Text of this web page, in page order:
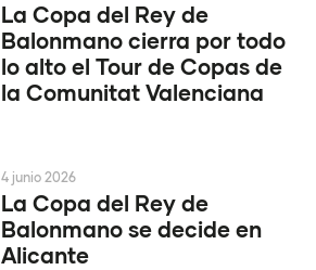
La Copa del Rey de
Balonmano cierra por todo
lo alto el Tour de Copas de
la Comunitat Valenciana
La Copa del Rey de
Balonmano se decide en
Alicante
4 junio 2026